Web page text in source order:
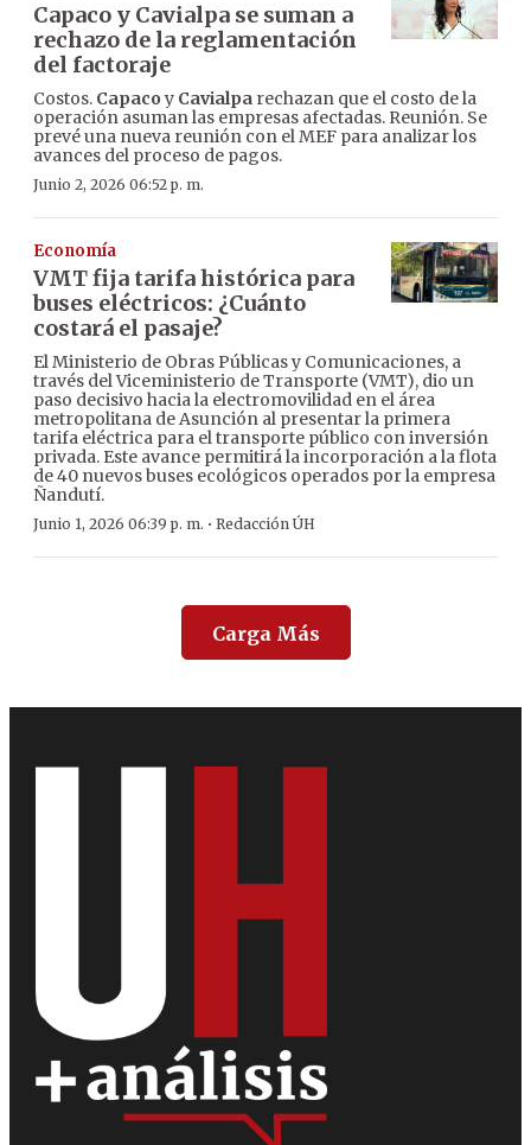
Capaco y Cavialpa se suman a
rechazo de la reglamentación
del factoraje
Costos. Capaco y Cavialpa rechazan que el costo de la
operación asuman las empresas afectadas. Reunión. Se
prevé una nueva reunión con el MEF para analizar los
avances del proceso de pagos.
Junio 2, 2026 06:52 p. m.
Economía
VMT fija tarifa histórica para
buses eléctricos: ¿Cuánto
costará el pasaje?
El Ministerio de Obras Públicas y Comunicaciones, a
través del Viceministerio de Transporte (VMT), dio un
paso decisivo hacia la electromovilidad en el área
metropolitana de Asunción al presentar la primera
tarifa eléctrica para el transporte público con inversión
privada. Este avance permitirá la incorporación a la flota
de 40 nuevos buses ecológicos operados por la empresa
Ñandutí.
Junio 1, 2026 06:39 p. m. · Redacción ÚH
Carga Más